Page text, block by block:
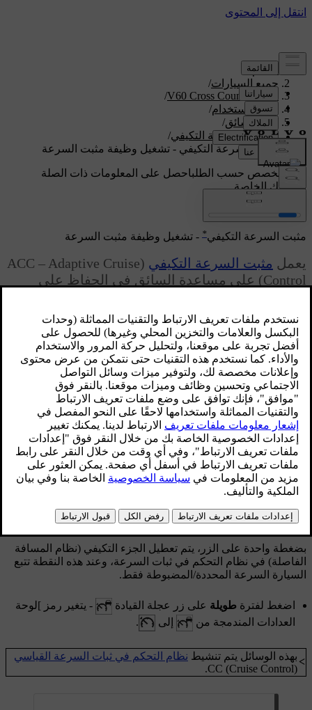
الدعم/
جميع السيارات/
V60 Cross Country 2018
/
دليل الاستخدام/
دعم السائق/
مثبت السرعة التكيفي/
مثبت السرعة التكيفي - تشغيل وظيفة مثبت السرعة
دعم مخصص حسب الطلباحصل على المعلومات ذات الصلة
بسيارتك الخاصة.
تسجيل الدخول
محدّث ٠٨‏/٠٦‏/٢٠٢٣
مثبت السرعة التكيفي* - تشغيل وظيفة مثبت السرعة
يعمل مثبت السرعة التكيفي
(ACC – Adaptive Cruise
Control) على مساعدة السائق في الحفاظ على
الفاصل الزمني المحدد مسبقًا بين المركبة وما بعدها.
التغيير من ACC إلى CC
يتم عرض رمز لنظام التحكم في ثبات السرعة التكيفي على لوحة
العدادات المندمجة:
CC
Cruise Control
ACC
Adaptive Cruise Control
مثبت السرعة مثبت السرعة التكيفي
بضغطة واحدة على الزر، يتم تعطيل الجزء التكيفي (نظام المسافة
الفاصلة) في نظام التحكم في ثبات السرعة، وعند هذه النقطة تتبع
السيارة السرعة المحددة/المضبوطة فقط.
اضغط لفترة طويلة على زر عجلة القيادة
- يتغير رمز ]لوحة
العدادات المندمجة من
إلى .
> بهذه الوسائل يتم تنشيط نظام التحكم في ثبات السرعة القياسي
CC (Cruise Control).